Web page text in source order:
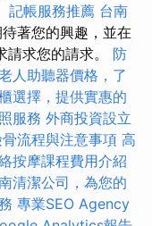
記帳服務推薦 台南
著您的興趣，並在
求您的請求。 防
人助聽器價格，了
選擇，提供實惠的
服務 外商投資設立
流程與注意事項 高
按摩課程費用介紹
清潔公司，為您的
專業SEO Agency